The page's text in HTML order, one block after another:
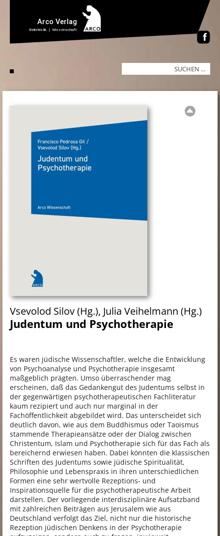
Vsevolod Silov (Hg.), Julia Veihelmann (Hg.)
Judentum und Psychotherapie
Es waren jüdische Wissenschaftler, welche die Entwicklung
von Psychoanalyse und Psychotherapie insgesamt
maßgeblich prägten. Umso überraschender mag
erscheinen, daß das Gedankengut des Judentums selbst in
der gegenwärtigen psychotherapeutischen Fachliteratur
kaum rezipiert und auch nur marginal in der
Fachöffentlichkeit abgebildet wird. Das unterscheidet sich
deutlich davon, wie aus dem Buddhismus oder Taoismus
stammende Therapieansätze oder der Dialog zwischen
Christentum, Islam und Psychotherapie sich für das Fach als
bereichernd erwiesen haben. Dabei könnten die klassischen
Schriften des Judentums sowie jüdische Spiritualität,
Philosophie und Lebenspraxis in ihren unterschiedlichen
Formen eine sehr wertvolle Rezeptions- und
Inspirationsquelle für die psychotherapeutische Arbeit
darstellen. Der vorliegende interdisziplinäre Aufsatzband
mit zahlreichen Beiträgen aus Jerusalem wie aus
Deutschland verfolgt das Ziel, nicht nur die historische
Rezeption jüdischen Denkens in der Psychotherapie